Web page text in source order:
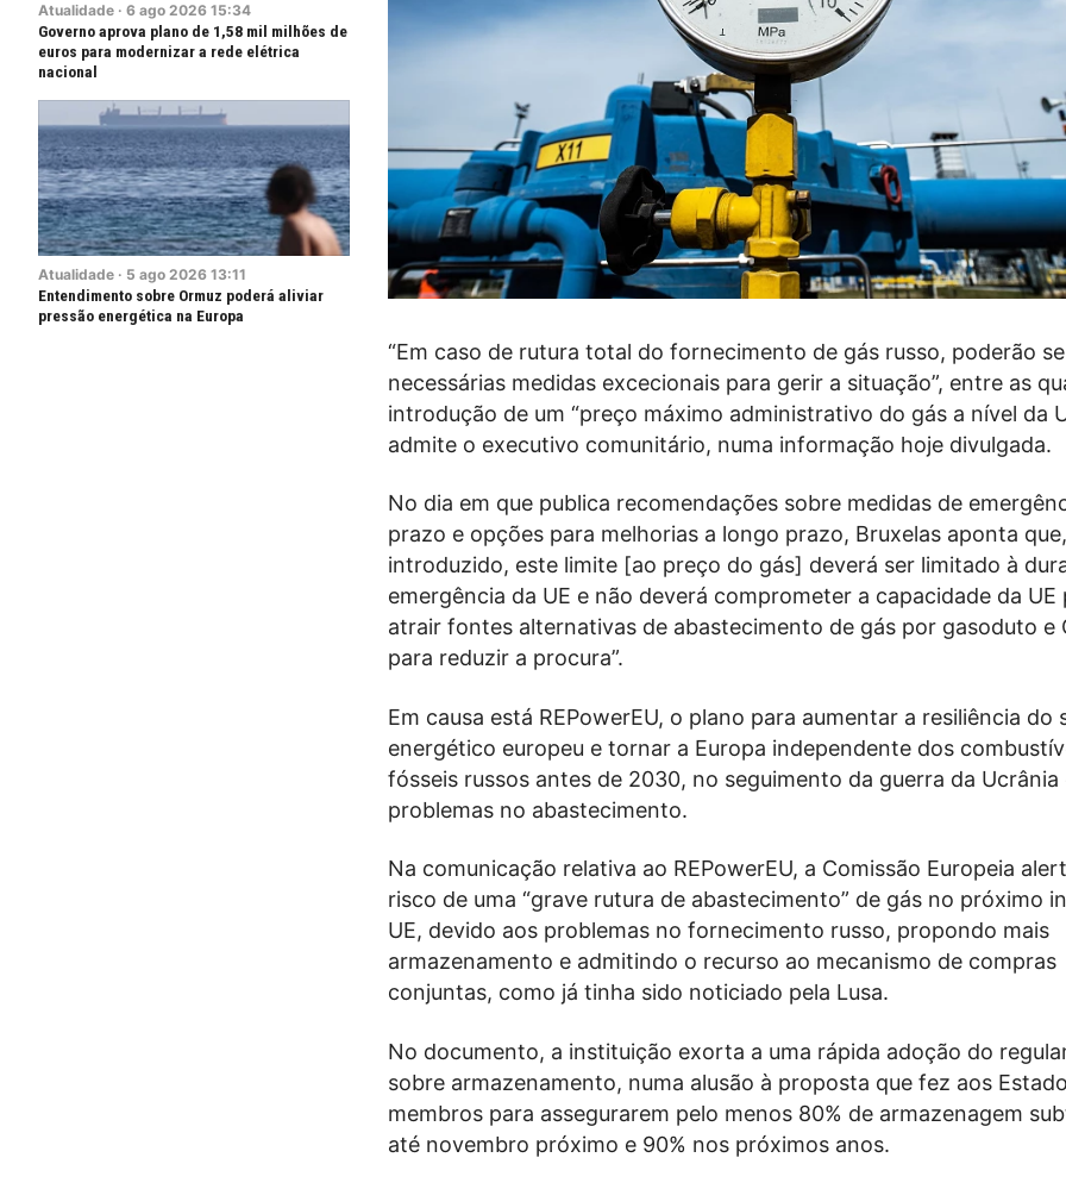
Atualidade · 6 ago 2026 15:34
Governo aprova plano de 1,58 mil milhões de
euros para modernizar a rede elétrica
nacional
Atualidade · 5 ago 2026 13:11
Entendimento sobre Ormuz poderá aliviar
pressão energética na Europa
“Em caso de rutura total do fornecimento de gás russo, poderão
necessárias medidas excecionais para gerir a situação”, entre as
introdução de um “preço máximo administrativo do gás a nível da
admite o executivo comunitário, numa informação hoje divulgada.
No dia em que publica recomendações sobre medidas de
prazo e opções para melhorias a longo prazo, Bruxelas aponta
introduzido, este limite [ao preço do gás] deverá ser limitado à
emergência da UE e não deverá comprometer a capacidade da UE
atrair fontes alternativas de abastecimento de gás por gasoduto e
para reduzir a procura”.
Em causa está REPowerEU, o plano para aumentar a resiliência do
energético europeu e tornar a Europa independente dos
fósseis russos antes de 2030, no seguimento da guerra da Ucrânia
problemas no abastecimento.
Na comunicação relativa ao REPowerEU, a Comissão Europeia
risco de uma “grave rutura de abastecimento” de gás no próximo
UE, devido aos problemas no fornecimento russo, propondo mais
armazenamento e admitindo o recurso ao mecanismo de compras
conjuntas, como já tinha sido noticiado pela Lusa.
No documento, a instituição exorta a uma rápida adoção do
sobre armazenamento, numa alusão à proposta que fez aos
membros para assegurarem pelo menos 80% de armazenagem
até novembro próximo e 90% nos próximos anos.